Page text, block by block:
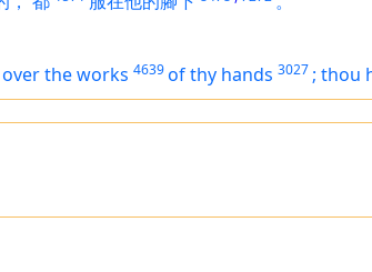
over the works 4639of thy hands 3027 ; thou